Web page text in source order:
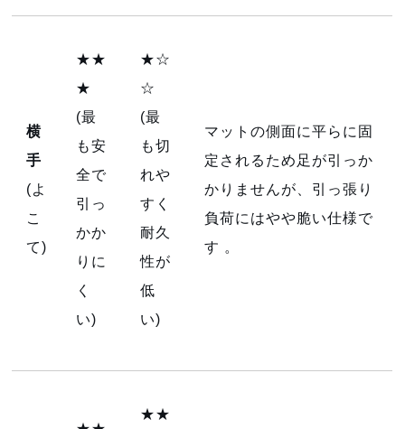
横
手
(よ
こ
て)
★★
★
(最
も安
全で
引っ
かか
りに
く
い)
★☆
☆
(最
も切
れや
すく
耐久
性が
低
い)
マットの側面に平らに固
定されるため足が引っか
かりませんが、引っ張り
負荷にはやや脆い仕様で
す 。
★★